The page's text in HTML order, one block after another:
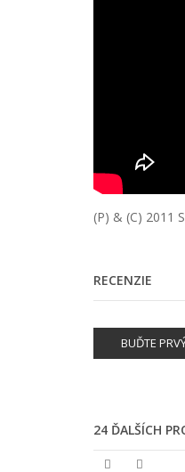
(P) & (C) 2011
RECENZIE
BUĎTE
24 ĎALŠÍCH